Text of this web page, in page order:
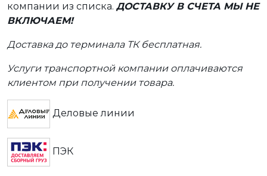
компании из списка. ДОСТАВКУ В СЧЕТА МЫ НЕ
ВКЛЮЧАЕМ!
Доставка до терминала ТК бесплатная.
Услуги транспортной компании оплачиваются
клиентом при получении товара.
Деловые линии
ПЭК